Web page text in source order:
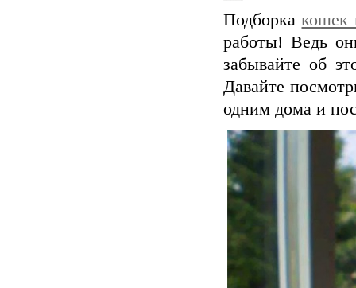
Подборкакошек
работы! Ведь
забывайте об
Давайте
одним дома и